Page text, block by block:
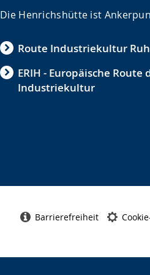
Die Henrichshütte ist
Route Industriekultur
ERIH - Europäische Route
Industriekultur
Barrierefreiheit